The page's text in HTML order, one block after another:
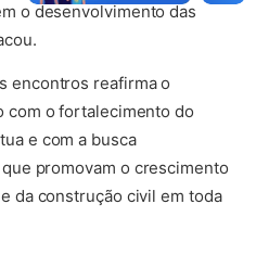
o desenvolvimento das
encontros reafirma o
com o fortalecimento do
e com a busca
promovam o crescimento
da construção civil em toda